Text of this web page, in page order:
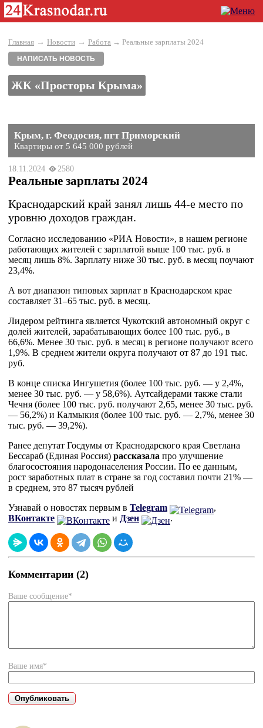
Главная → Новости → Работа → Реальные зарплаты 2024
НАПИСАТЬ НОВОСТЬ
ЖК «Просторы Крыма»
Крым, г. Феодосия, пгт Приморский
Квартиры от 5 645 000 рублей
18.11.2024 2580
Реальные зарплаты 2024
Краснодарский край занял лишь 44-е место по
уровню доходов граждан.
Согласно исследованию «РИА Новости», в нашем регионе
работающих жителей с зарплатой выше 100 тыс. руб. в
месяц лишь 8%. Зарплату ниже 30 тыс. руб. в месяц поучают
23,4%.
А вот диапазон типовых зарплат в Краснодарском крае
составляет 31–65 тыс. руб. в месяц.
Лидером рейтинга является Чукотский автономный округ с
долей жителей, зарабатывающих более 100 тыс. руб., в
66,6%. Менее 30 тыс. руб. в месяц в регионе получают всего
1,9%. В среднем жители округа получают от 87 до 191 тыс.
руб.
В конце списка Ингушетия (более 100 тыс. руб. — у 2,4%,
менее 30 тыс. руб. — у 58,6%). Аутсайдерами также стали
Чечня (более 100 тыс. руб. получают 2,65, менее 30 тыс. руб.
— 56,2%) и Калмыкия (более 100 тыс. руб. — 2,7%, менее 30
тыс. руб. — 39,2%).
Ранее депутат Госдумы от Краснодарского края Светлана
Бессараб (Единая Россия) рассказала про улучшение
благосостояния народонаселения России. По ее данным,
рост заработных плат в стране за год составил почти 21% —
в среднем, это 87 тысяч рублей
Узнавай о новостях первым в Telegram
,
ВКонтакте
и Дзен .
Комментарии (2)
Ваше сообщение*
Ваше имя*